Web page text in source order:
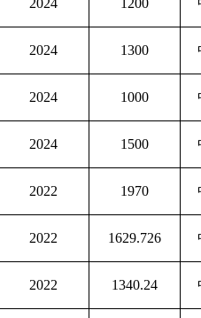
2024 1200
2024 1300
2024 1000
2024 1500
2022 1970
2022 1629.726
2022 1340.24